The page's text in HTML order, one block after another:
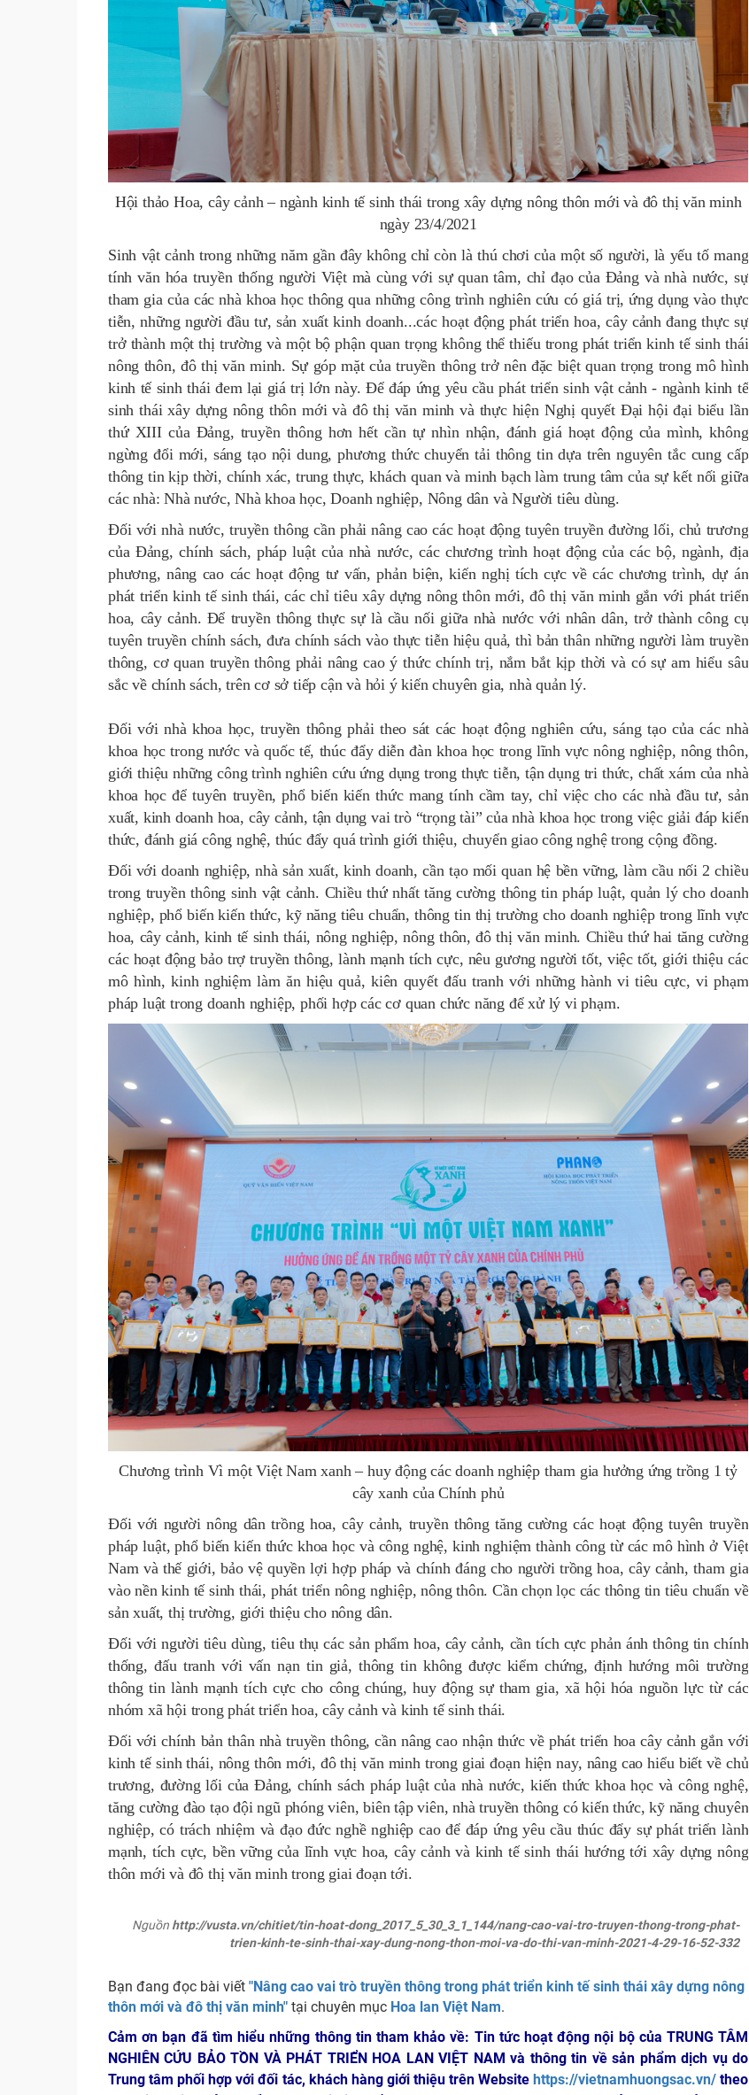
Hội thảo Hoa, cây cảnh – ngành kinh tế sinh thái trong xây dựng nông thôn mới và đô thị văn minh
ngày 23/4/2021
Sinh vật cảnh trong những năm gần đây không chỉ còn là thú chơi của một số người, là yếu tố mang
tính văn hóa truyền thống người Việt mà cùng với sự quan tâm, chỉ đạo của Đảng và nhà nước, sự
tham gia của các nhà khoa học thông qua những công trình nghiên cứu có giá trị, ứng dụng vào thực
tiễn, những người đầu tư, sản xuất kinh doanh...các hoạt động phát triển hoa, cây cảnh đang thực sự
trở thành một thị trường và một bộ phận quan trọng không thể thiếu trong phát triển kinh tế sinh thái
nông thôn, đô thị văn minh. Sự góp mặt của truyền thông trở nên đặc biệt quan trọng trong mô hình
kinh tế sinh thái đem lại giá trị lớn này. Để đáp ứng yêu cầu phát triển sinh vật cảnh - ngành kinh tế
sinh thái xây dựng nông thôn mới và đô thị văn minh và thực hiện Nghị quyết Đại hội đại biểu lần
thứ XIII của Đảng, truyền thông hơn hết cần tự nhìn nhận, đánh giá hoạt động của mình, không
ngừng đổi mới, sáng tạo nội dung, phương thức chuyển tải thông tin dựa trên nguyên tắc cung cấp
thông tin kịp thời, chính xác, trung thực, khách quan và minh bạch làm trung tâm của sự kết nối giữa
các nhà: Nhà nước, Nhà khoa học, Doanh nghiệp, Nông dân và Người tiêu dùng.
Đối với nhà nước, truyền thông cần phải nâng cao các hoạt động tuyên truyền đường lối, chủ trương
của Đảng, chính sách, pháp luật của nhà nước, các chương trình hoạt động của các bộ, ngành, địa
phương, nâng cao các hoạt động tư vấn, phản biện, kiến nghị tích cực về các chương trình, dự án
phát triển kinh tế sinh thái, các chỉ tiêu xây dựng nông thôn mới, đô thị văn minh gắn với phát triển
hoa, cây cảnh. Để truyền thông thực sự là cầu nối giữa nhà nước với nhân dân, trở thành công cụ
tuyên truyền chính sách, đưa chính sách vào thực tiễn hiệu quả, thì bản thân những người làm truyền
thông, cơ quan truyền thông phải nâng cao ý thức chính trị, nắm bắt kịp thời và có sự am hiểu sâu
sắc về chính sách, trên cơ sở tiếp cận và hỏi ý kiến chuyên gia, nhà quản lý.
Đối với nhà khoa học, truyền thông phải theo sát các hoạt động nghiên cứu, sáng tạo của các nhà
khoa học trong nước và quốc tế, thúc đẩy diễn đàn khoa học trong lĩnh vực nông nghiệp, nông thôn,
giới thiệu những công trình nghiên cứu ứng dụng trong thực tiễn, tận dụng tri thức, chất xám của nhà
khoa học để tuyên truyền, phổ biến kiến thức mang tính cầm tay, chỉ việc cho các nhà đầu tư, sản
xuất, kinh doanh hoa, cây cảnh, tận dụng vai trò “trọng tài” của nhà khoa học trong việc giải đáp kiến
thức, đánh giá công nghệ, thúc đẩy quá trình giới thiệu, chuyển giao công nghệ trong cộng đồng.
Đối với doanh nghiệp, nhà sản xuất, kinh doanh, cần tạo mối quan hệ bền vững, làm cầu nối 2 chiều
trong truyền thông sinh vật cảnh. Chiều thứ nhất tăng cường thông tin pháp luật, quản lý cho doanh
nghiệp, phổ biến kiến thức, kỹ năng tiêu chuẩn, thông tin thị trường cho doanh nghiệp trong lĩnh vực
hoa, cây cảnh, kinh tế sinh thái, nông nghiệp, nông thôn, đô thị văn minh. Chiều thứ hai tăng cường
các hoạt động bảo trợ truyền thông, lành mạnh tích cực, nêu gương người tốt, việc tốt, giới thiệu các
mô hình, kinh nghiệm làm ăn hiệu quả, kiên quyết đấu tranh với những hành vi tiêu cực, vi phạm
pháp luật trong doanh nghiệp, phối hợp các cơ quan chức năng để xử lý vi phạm.
Chương trình Vì một Việt Nam xanh – huy động các doanh nghiệp tham gia hưởng ứng trồng 1 tỷ
cây xanh của Chính phủ
Đối với người nông dân trồng hoa, cây cảnh, truyền thông tăng cường các hoạt động tuyên truyền
pháp luật, phổ biến kiến thức khoa học và công nghệ, kinh nghiệm thành công từ các mô hình ở Việt
Nam và thế giới, bảo vệ quyền lợi hợp pháp và chính đáng cho người trồng hoa, cây cảnh, tham gia
vào nền kinh tế sinh thái, phát triển nông nghiệp, nông thôn. Cần chọn lọc các thông tin tiêu chuẩn về
sản xuất, thị trường, giới thiệu cho nông dân.
Đối với người tiêu dùng, tiêu thụ các sản phẩm hoa, cây cảnh, cần tích cực phản ánh thông tin chính
thống, đấu tranh với vấn nạn tin giả, thông tin không được kiểm chứng, định hướng môi trường
thông tin lành mạnh tích cực cho công chúng, huy động sự tham gia, xã hội hóa nguồn lực từ các
nhóm xã hội trong phát triển hoa, cây cảnh và kinh tế sinh thái.
Đối với chính bản thân nhà truyền thông, cần nâng cao nhận thức về phát triển hoa cây cảnh gắn với
kinh tế sinh thái, nông thôn mới, đô thị văn minh trong giai đoạn hiện nay, nâng cao hiểu biết về chủ
trương, đường lối của Đảng, chính sách pháp luật của nhà nước, kiến thức khoa học và công nghệ,
tăng cường đào tạo đội ngũ phóng viên, biên tập viên, nhà truyền thông có kiến thức, kỹ năng chuyên
nghiệp, có trách nhiệm và đạo đức nghề nghiệp cao để đáp ứng yêu cầu thúc đẩy sự phát triển lành
mạnh, tích cực, bền vững của lĩnh vực hoa, cây cảnh và kinh tế sinh thái hướng tới xây dựng nông
thôn mới và đô thị văn minh trong giai đoạn tới.
Nguồn http://vusta.vn/chitiet/tin-hoat-dong_2017_5_30_3_1_144/nang-cao-vai-tro-truyen-thong-trong-phat-
trien-kinh-te-sinh-thai-xay-dung-nong-thon-moi-va-do-thi-van-minh-2021-4-29-16-52-332
Bạn đang đọc bài viết "Nâng cao vai trò truyền thông trong phát triển kinh tế sinh thái xây dựng nông
thôn mới và đô thị văn minh" tại chuyên mục Hoa lan Việt Nam.
Cảm ơn bạn đã tìm hiểu những thông tin tham khảo về: Tin tức hoạt động nội bộ của TRUNG TÂM
NGHIÊN CỨU BẢO TỒN VÀ PHÁT TRIỂN HOA LAN VIỆT NAM và thông tin về sản phẩm dịch vụ do
Trung tâm phối hợp với đối tác, khách hàng giới thiệu trên Websitehttps://vietnamhuongsac.vn/ theo